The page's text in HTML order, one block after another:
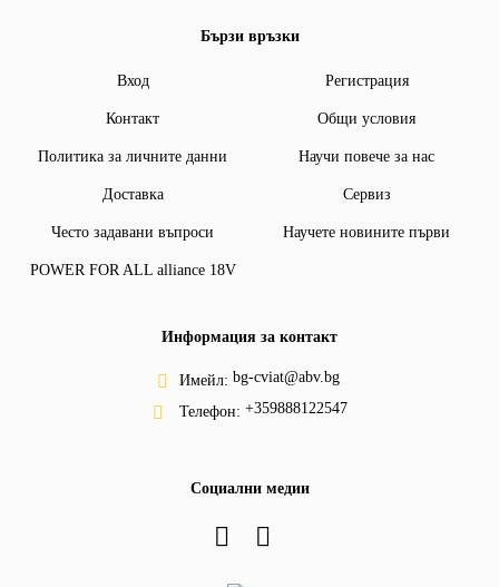
Бързи връзки
Вход Регистрация
Контакт Общи условия
Политика за личните данни Научи повече за нас
Доставка Сервиз
Често задавани въпроси Научете новините първи
POWER FOR ALL alliance 18V
Информация за контакт
Имейл: bg-cviat@abv.bg
Телефон: +359888122547
Социални медии